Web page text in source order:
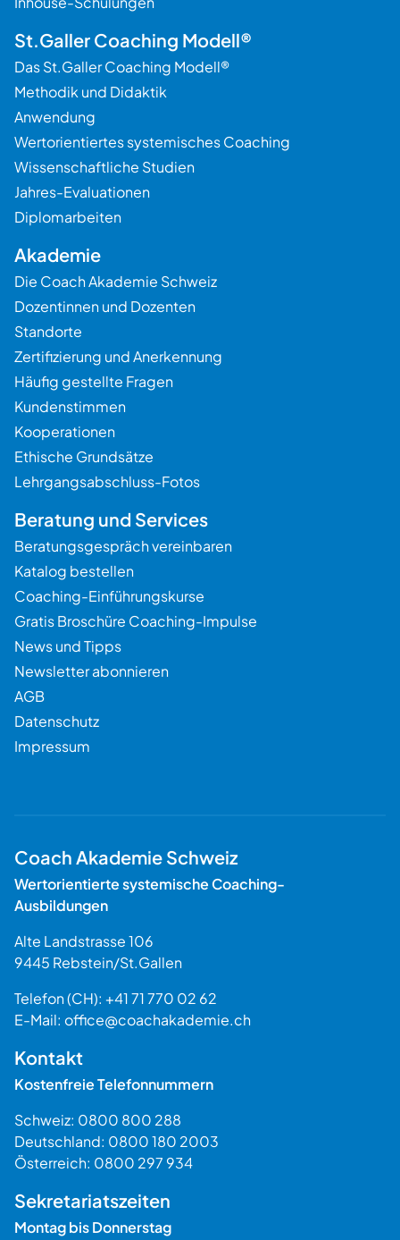
St.Galler Coaching Modell®
Das St.Galler Coaching Modell®
Methodik und Didaktik
Anwendung
Wertorientiertes systemisches Coaching
Wissenschaftliche Studien
Jahres-Evaluationen
Diplomarbeiten
Akademie
Die Coach Akademie Schweiz
Dozentinnen und Dozenten
Standorte
Zertifizierung und Anerkennung
Häufig gestellte Fragen
Kundenstimmen
Kooperationen
Ethische Grundsätze
Lehrgangsabschluss-Fotos
Beratung und Services
Beratungsgespräch vereinbaren
Katalog bestellen
Coaching-Einführungskurse
Gratis Broschüre Coaching-Impulse
News und Tipps
Newsletter abonnieren
AGB
Datenschutz
Impressum
Coach Akademie Schweiz
Wertorientierte systemische Coaching-
Ausbildungen
Alte Landstrasse 106
9445 Rebstein/St.Gallen
Telefon (CH): +41 71 770 02 62
E-Mail: office@coachakademie.ch
Kontakt
Kostenfreie Telefonnummern
Schweiz: 0800 800 288
Deutschland: 0800 180 2003
Österreich: 0800 297 934
Sekretariatszeiten
Montag bis Donnerstag